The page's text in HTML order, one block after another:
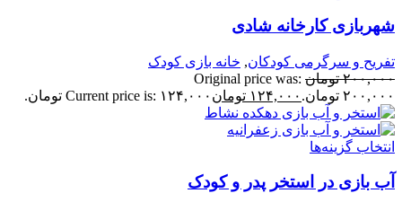
کارخانه شادی
و سرگرمی کودکان,خانه بازی کودک
تومان Original price was:
تومان.
۱۲۴,۰۰۰ تومانCurrent price is: ۱۲۴,۰۰۰ تومان.
گزینه‌ها
بازی در استخر پدر و کودک